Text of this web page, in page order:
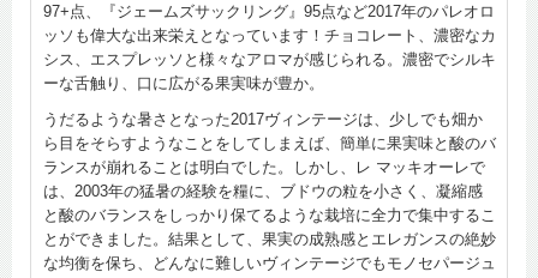
97+点、『ジェームズサックリング』95点など2017年のパレオロ
ッソも偉大な出来栄えとなっています！チョコレート、濃密なカ
シス、エスプレッソと様々なアロマが感じられる。濃密でシルキ
ーな舌触り、口に広がる果実味が豊か。
うだるような暑さとなった2017ヴィンテージは、少しでも畑か
ら目をそらすようなことをしてしまえば、簡単に果実味と酸のバ
ランスが崩れることは明白でした。しかし、レ マッキオーレで
は、2003年の猛暑の経験を糧に、ブドウの粒を小さく、凝縮感
と酸のバランスをしっかり保てるような栽培に全力で集中するこ
とができました。結果として、果実の成熟感とエレガンスの絶妙
な均衡を保ち、どんなに難しいヴィンテージでもモノセパージュ